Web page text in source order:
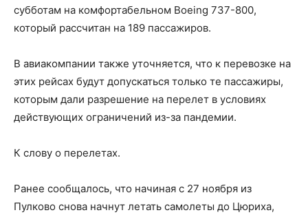
субботам на комфортабельном Boeing 737-800,
который рассчитан на 189 пассажиров.
В авиакомпании также уточняется, что к перевозке на
этих рейсах будут допускаться только те пассажиры,
которым дали разрешение на перелет в условиях
действующих ограничений из-за пандемии.
К слову о перелетах.
Ранее сообщалось, что начиная с 27 ноября из
Пулково снова начнут летать самолеты до Цюриха,